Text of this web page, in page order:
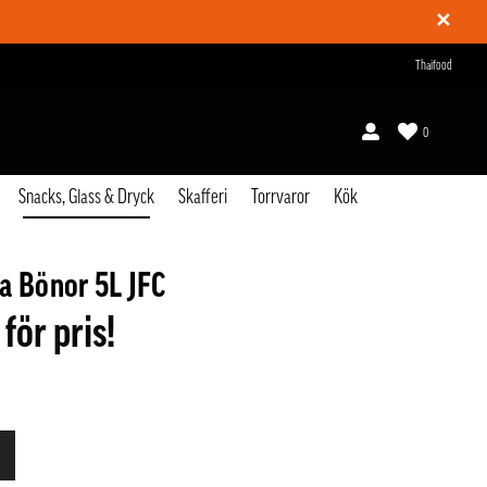
✕
Thaifood
0
Snacks, Glass & Dryck Skafferi Torrvaror Kök
Bönor 5L JFC
för pris!